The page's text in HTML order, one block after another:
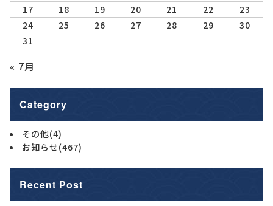
17
18 19 20 21 22
23
24
25 26 27 28 29
30
31
« 7月
Category
その他(4)
お知らせ(467)
Recent Post